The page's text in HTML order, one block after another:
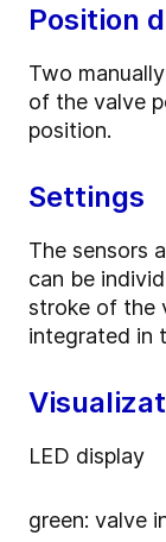
Position
Two
of the valve
position.
Settings
The sensors
can be
stroke of the
integrated in
LED display
green: valve